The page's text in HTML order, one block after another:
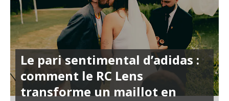
Le pari sentimental d’adidas :
comment le RC Lens
transforme un maillot en